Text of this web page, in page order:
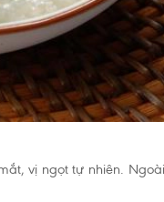
vị ngọt tự nhiên.